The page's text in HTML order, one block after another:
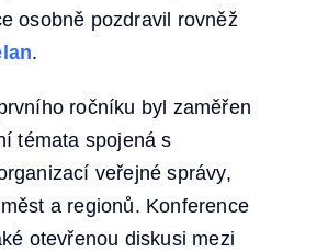
osobně pozdravil rovněž
.
ročníku byl zaměřen
témata spojená s
veřejné správy,
a regionů. Konference
otevřenou diskusi mezi